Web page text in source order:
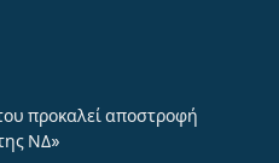
προκαλεί αποστροφή
ΝΔ»